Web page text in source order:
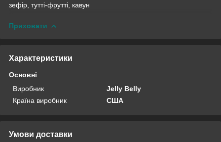
зефір, тутті-фрутті, кавун
Приховати
Характеристики
Основні
Виробник
Jelly Belly
Країна виробник
США
Умови доставки